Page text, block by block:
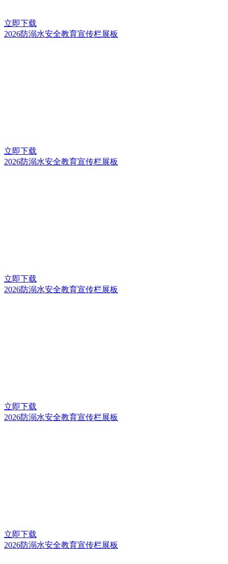
立即下载
2026防溺水安全教育宣传栏展板
立即下载
2026防溺水安全教育宣传栏展板
立即下载
2026防溺水安全教育宣传栏展板
立即下载
2026防溺水安全教育宣传栏展板
立即下载
2026防溺水安全教育宣传栏展板